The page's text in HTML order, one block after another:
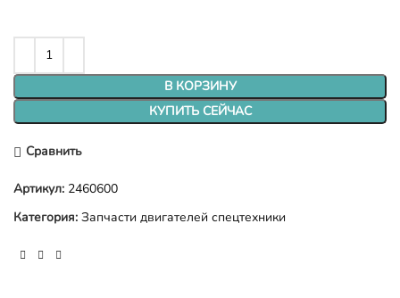
В КОРЗИНУ
КУПИТЬ СЕЙЧАС
Сравнить
Артикул: 2460600
Категория: Запчасти двигателей спецтехники